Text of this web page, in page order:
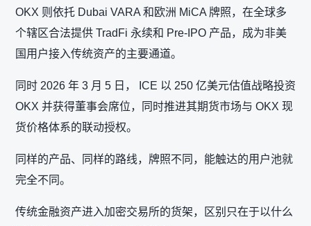
OKX 则依托 Dubai VARA 和欧洲 MiCA 牌照，在全球多
个辖区合法提供 TradFi 永续和 Pre-IPO 产品，成为非美
国用户接入传统资产的主要通道。
同时 2026 年 3 月 5 日， ICE 以 250 亿美元估值战略投资
OKX 并获得董事会席位，同时推进其期货市场与 OKX 现
货价格体系的联动授权。
同样的产品、同样的路线，牌照不同，能触达的用户池就
完全不同。
传统金融资产进入加密交易所的货架，区别只在于以什么